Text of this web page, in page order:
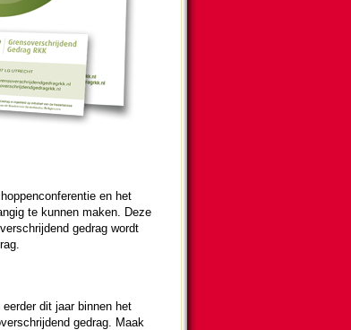
en het
te kunnen maken. Deze
gedrag wordt
dit jaar binnen het
gedrag. Maak